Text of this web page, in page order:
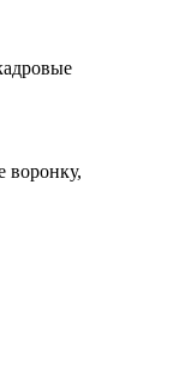
воронку,